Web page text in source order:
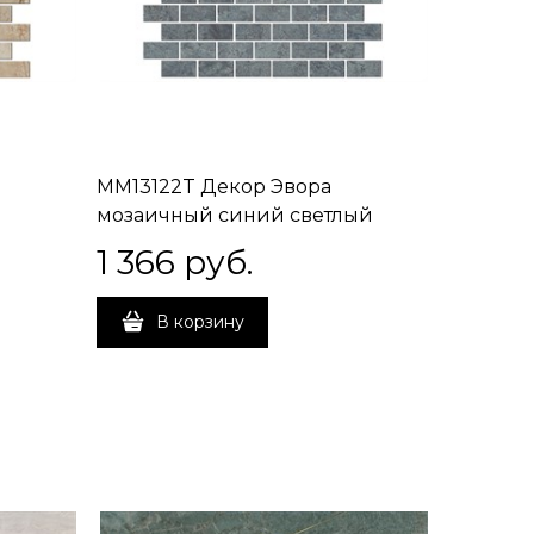
MM13122T Декор Эвора
мозаичный синий светлый
глянцевый 32x30x0,9
1 366 руб.
В корзину